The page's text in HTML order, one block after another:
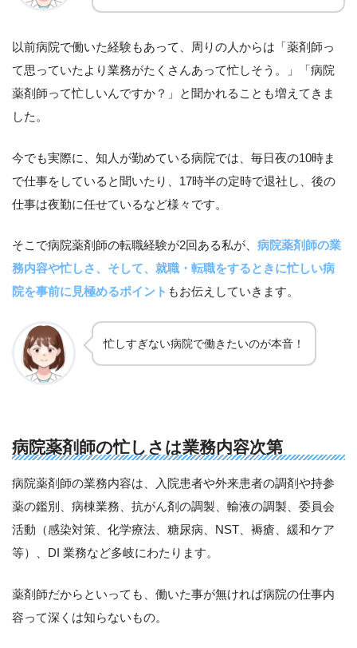
以前病院で働いた経験もあって、周りの人からは「薬剤師っ
て思っていたより業務がたくさんあって忙しそう。」「病院
薬剤師って忙しいんですか？」と聞かれることも増えてきま
した。
今でも実際に、知人が勤めている病院では、毎日夜の10時ま
で仕事をしていると聞いたり、17時半の定時で退社し、後の
仕事は夜勤に任せているなど様々です。
そこで病院薬剤師の転職経験が2回ある私が、 病院薬剤師の業
務内容や忙しさ、そして、就職・転職をするときに忙しい病
院を事前に見極めるポイント もお伝えしていきます。
忙しすぎない病院で働きたいのが本音！
病院薬剤師の忙しさは業務内容次第
病院薬剤師の業務内容は、入院患者や外来患者の調剤や持参
薬の鑑別、病棟業務、抗がん剤の調製、輸液の調製、委員会
活動（感染対策、化学療法、糖尿病、NST、褥瘡、緩和ケア
等）、DI 業務など多岐にわたります。
薬剤師だからといっても、働いた事が無ければ病院の仕事内
容って深くは知らないもの。